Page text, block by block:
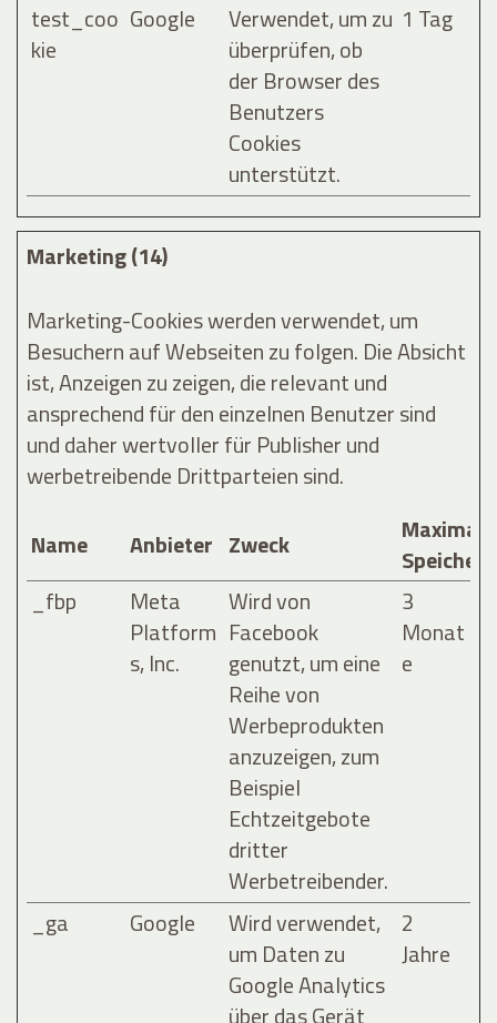
test_coo
kie
Google
Verwendet, um zu
überprüfen, ob
der Browser des
Benutzers
Cookies
unterstützt.
1 Tag
Marketing (14)
Marketing-Cookies werden verwendet, um
Besuchern auf Webseiten zu folgen. Die Absicht
ist, Anzeigen zu zeigen, die relevant und
ansprechend für den einzelnen Benutzer sind
und daher wertvoller für Publisher und
werbetreibende Drittparteien sind.
Name
Anbieter Zweck
Maximale
_fbp
Meta
Platform
s, Inc.
Wird von
Facebook
genutzt, um eine
Reihe von
Werbeprodukten
anzuzeigen, zum
Beispiel
Echtzeitgebote
dritter
Werbetreibender.
3
Monat
e
_ga Google
Wird verwendet,
um Daten zu
Google Analytics
über das Gerät
2
Jahre